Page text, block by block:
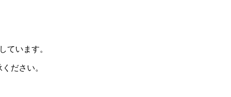
ています。
ださい。